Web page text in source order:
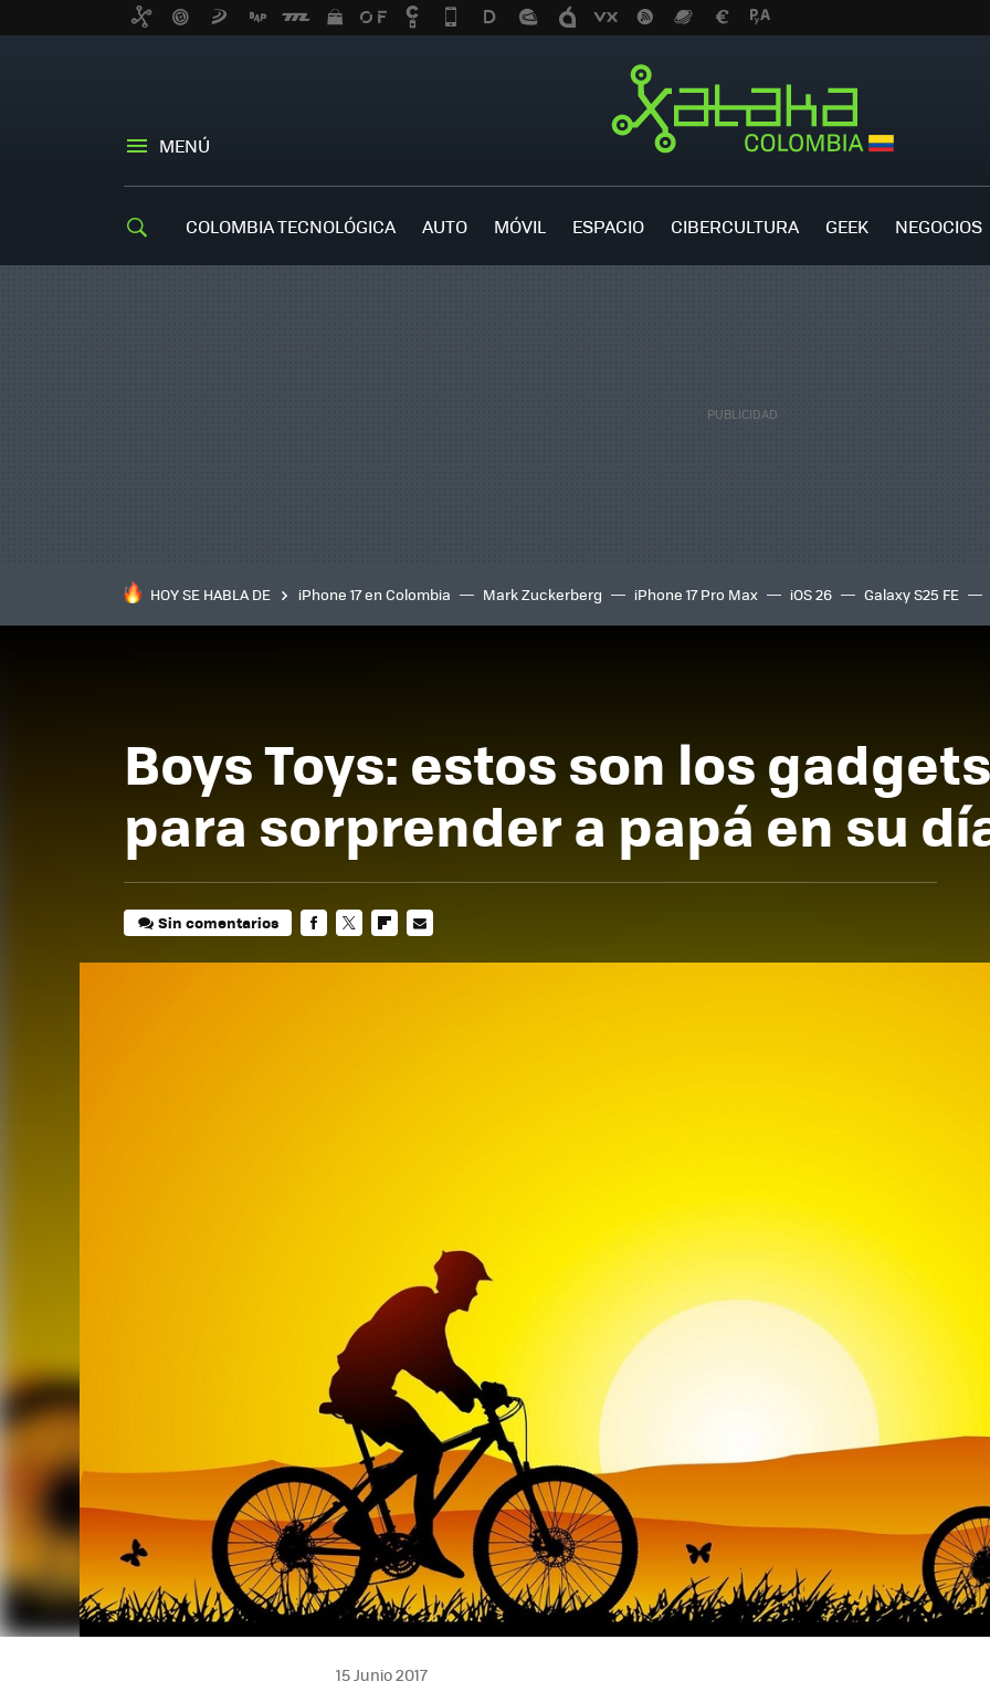
MENÚ
COLOMBIA TECNOLÓGICA AUTO MÓVIL ESPACIO CIBERCULTURA GEEK NEGOCIOS
HOY SE HABLA DE iPhone 17 en Colombia Mark Zuckerberg iPhone 17 Pro Max iOS 26 Galaxy S25 FE
inteligente
IA TCL C8K
Boys Toys: estos son los
para sorprender a papá en su
Sin comentarios
15 Junio 2017